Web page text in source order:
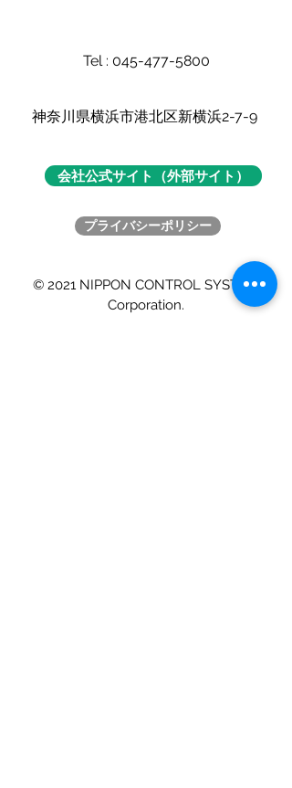
Tel : 045-477-5800
​神奈川県横浜市港北区新横浜2-7-9
会社公式サイト（外部サイト）
プライバシーポリシー
© 2021 NIPPON CONTROL SYSTEM
Corporation.